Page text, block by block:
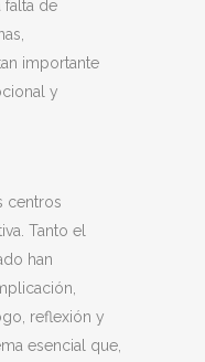
falta de
importante
y
centros
Tanto el
han
reflexión y
esencial que,